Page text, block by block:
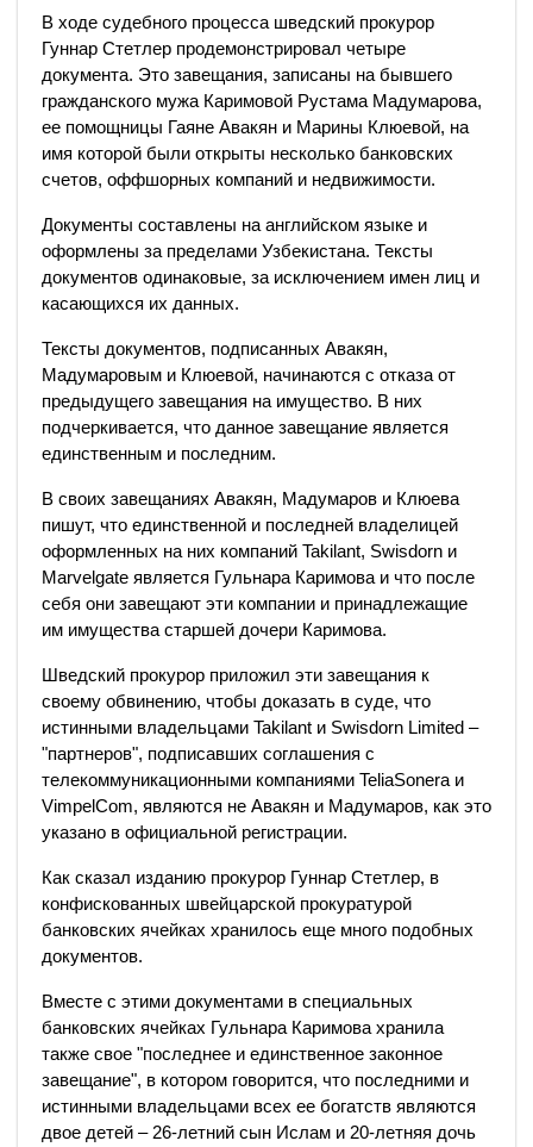
В ходе судебного процесса шведский прокурор
Гуннар Стетлер продемонстрировал четыре
документа. Это завещания, записаны на бывшего
гражданского мужа Каримовой Рустама Мадумарова,
ее помощницы Гаяне Авакян и Марины Клюевой, на
имя которой были открыты несколько банковских
счетов, оффшорных компаний и недвижимости.
Документы составлены на английском языке и
оформлены за пределами Узбекистана. Тексты
документов одинаковые, за исключением имен лиц и
касающихся их данных.
Тексты документов, подписанных Авакян,
Мадумаровым и Клюевой, начинаются с отказа от
предыдущего завещания на имущество. В них
подчеркивается, что данное завещание является
единственным и последним.
В своих завещаниях Авакян, Мадумаров и Клюева
пишут, что единственной и последней владелицей
оформленных на них компаний Takilant, Swisdorn и
Marvelgate является Гульнара Каримова и что после
себя они завещают эти компании и принадлежащие
им имущества старшей дочери Каримова.
Шведский прокурор приложил эти завещания к
своему обвинению, чтобы доказать в суде, что
истинными владельцами Takilant и Swisdorn Limited –
"партнеров", подписавших соглашения с
телекоммуникационными компаниями TeliaSonera и
VimpelCom, являются не Авакян и Мадумаров, как это
указано в официальной регистрации.
Как сказал изданию прокурор Гуннар Стетлер, в
конфискованных швейцарской прокуратурой
банковских ячейках хранилось еще много подобных
документов.
Вместе с этими документами в специальных
банковских ячейках Гульнара Каримова хранила
также свое "последнее и единственное законное
завещание", в котором говорится, что последними и
истинными владельцами всех ее богатств являются
двое детей – 26-летний сын Ислам и 20-летняя дочь